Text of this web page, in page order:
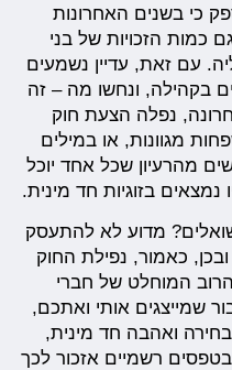
כי בשנים האחרונות
כמות הזכויות של בני
עם זאת, עדיין נשמעים
בקהילה, ונחשו מה – זה
נפלה הצעת חוק
מגוונות, או במילים
מהרעיון שכל אחד יוכל
בזוגיות חד מינית.
מדוע לא להתעסק
ובכן, כאמור, נפילת החוק
המוחלט של חברי
שמייצגים אותי ואתכם,
ואהבה חד מינית,
רשמיים אזכור לכך